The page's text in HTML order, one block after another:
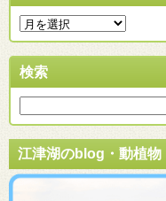
検索
江津湖のblog・動植物